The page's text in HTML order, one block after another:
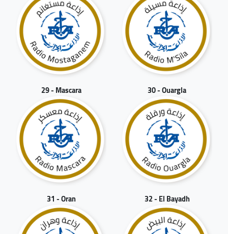
29 - Mascara 30 - Ouargla
31 - Oran 32 - El Bayadh